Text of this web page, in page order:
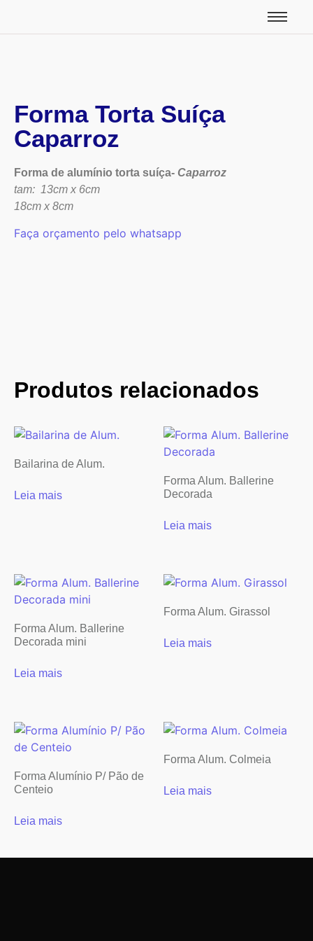
Forma Torta Suíça
Caparroz
Forma de alumínio torta suíça- Caparroz
tam: 13cm x 6cm
18cm x 8cm
Faça orçamento pelo whatsapp
Produtos relacionados
Bailarina de Alum.
Leia mais
Forma Alum. Ballerine
Decorada
Leia mais
Forma Alum. Ballerine
Decorada mini
Leia mais
Forma Alum. Girassol
Leia mais
Forma Alumínio P/ Pão de
Centeio
Leia mais
Forma Alum. Colmeia
Leia mais